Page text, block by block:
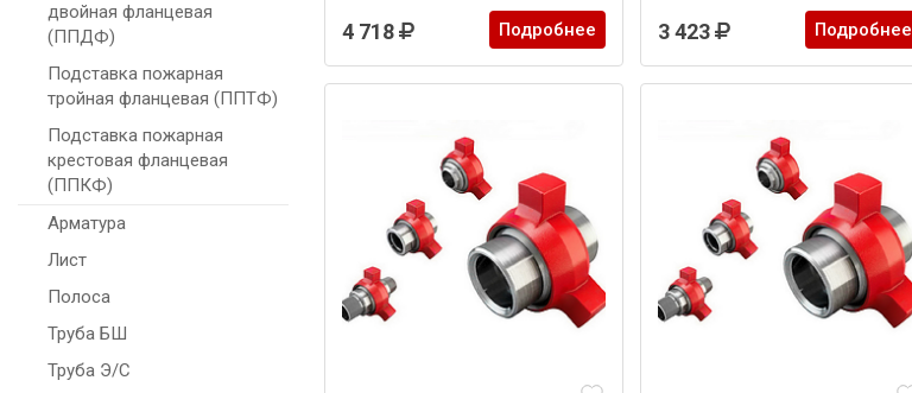
двойная фланцевая
(ППДФ)
Подставка пожарная
тройная фланцевая (ППТФ)
Подставка пожарная
крестовая фланцевая
(ППКФ)
Арматура
Лист
Полоса
Труба БШ
Труба Э/С
4 718 Подробнее 3 423 Подробнее